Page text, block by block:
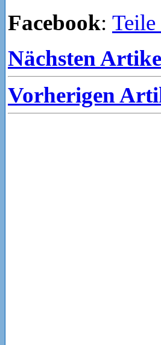
Facebook: Teile
Nächsten
Vorherigen